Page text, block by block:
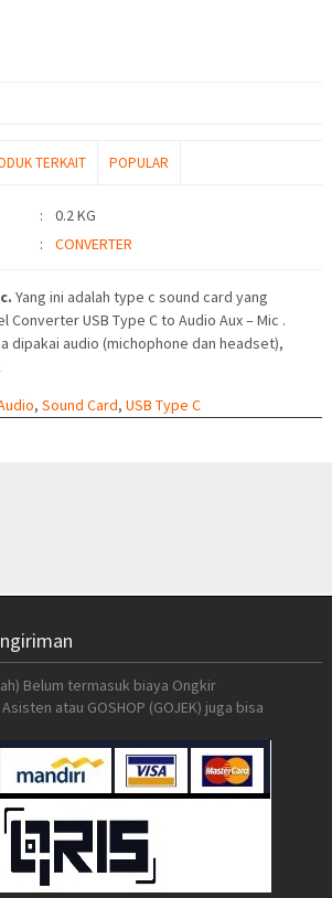
TERKAIT POPULAR
:
0.2 KG
: CONVERTER
Yang ini adalah type c sound card yang
USB Type C to Audio Aux – Mic .
dipakai audio (michophone dan headset),
, Sound Card, USB Type C
Belum termasuk biaya Ongkir
atau GOSHOP (GOJEK) juga bisa